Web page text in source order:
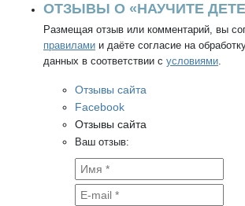
ОТЗЫВЫ О «НАУЧИТЕ
Размещая отзыв или комментарий, вы
правилами и даёте согласие на
данных в соответствии с условиями.
Отзывы сайта
Facebook
Отзывы сайта
Ваш отзыв: